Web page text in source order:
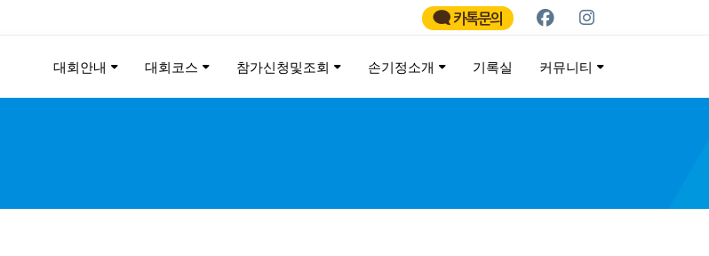
카톡문의
대회안내 대회코스 참가신청및조회 손기정소개 기록실 커뮤니티